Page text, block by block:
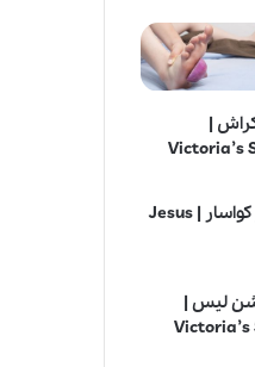
|
Victoria’s
عطر ادکلن جسوس دل پوزو ادونچر کواسار | Jesus
لیس |